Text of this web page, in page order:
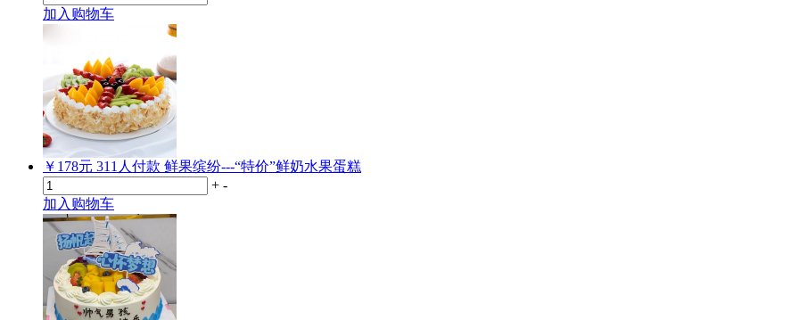
加入购物车
￥178元 311 人付款 鲜果缤纷---“特价”鲜奶水果蛋糕
+ -
加入购物车